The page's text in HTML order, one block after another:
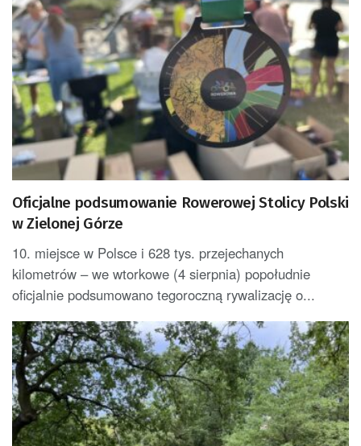
Oficjalne podsumowanie Rowerowej Stolicy Polski
w Zielonej Górze
10. miejsce w Polsce i 628 tys. przejechanych
kilometrów – we wtorkowe (4 sierpnia) popołudnie
oficjalnie podsumowano tegoroczną rywalizację o...